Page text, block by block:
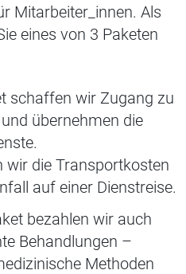
Mitarbeiter_innen. Als
eines von 3 Paketen
schaffen wir Zugang zu
übernehmen die
wir die Transportkosten
auf einer Dienstreise.
bezahlen wir auch
Behandlungen –
Methoden